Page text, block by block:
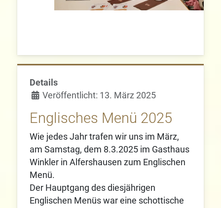
Details
Veröffentlicht: 13. März 2025
Englisches Menü 2025
Wie jedes Jahr trafen wir uns im März,
am Samstag, dem 8.3.2025 im Gasthaus
Winkler in Alfershausen zum Englischen
Menü.
Der Hauptgang des diesjährigen
Englischen Menüs war eine schottische